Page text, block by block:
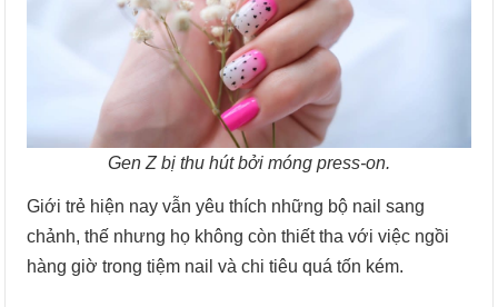
Gen Z bị thu hút bởi móng press-on.
Giới trẻ hiện nay vẫn yêu thích những bộ nail sang
chảnh, thế nhưng họ không còn thiết tha với việc ngồi
hàng giờ trong tiệm nail và chi tiêu quá tốn kém.